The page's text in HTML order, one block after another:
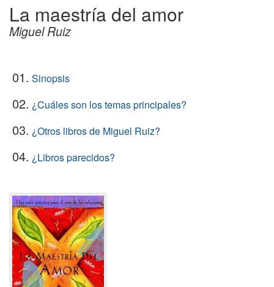
La maestría del amor
Miguel Ruiz
01. Sinopsis
02. ¿Cuáles son los temas principales?
03. ¿Otros libros de Miguel Ruiz?
04. ¿Libros parecidos?